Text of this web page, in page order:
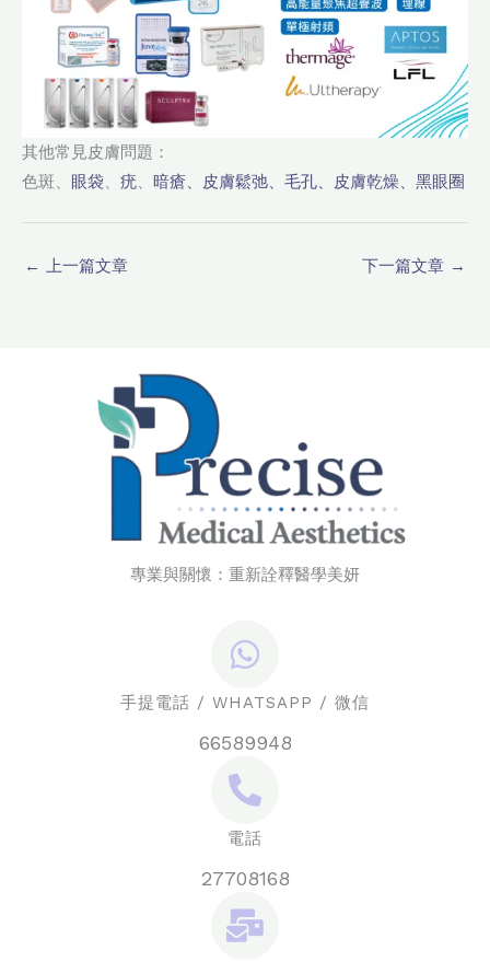
其他常見皮膚問題：
色斑、 眼袋、 疣、 暗瘡、皮膚鬆弛、毛孔、皮膚乾燥、黑眼圈
← 上一篇文章 下一篇文章 →
專業與關懷：重新詮釋醫學美妍
手提電話 / WHATSAPP / 微信
66589948
電話
27708168